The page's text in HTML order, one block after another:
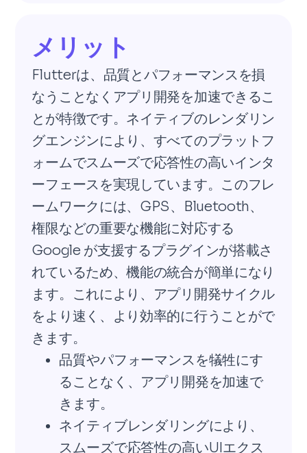
メリット
Flutterは、品質とパフォーマンスを損
なうことなくアプリ開発を加速できるこ
とが特徴です。ネイティブのレンダリン
グエンジンにより、すべてのプラットフ
ォームでスムーズで応答性の高いインタ
ーフェースを実現しています。このフレ
ームワークには、GPS、Bluetooth、
権限などの重要な機能に対応する
Google が支援するプラグインが搭載さ
れているため、機能の統合が簡単になり
ます。これにより、アプリ開発サイクル
をより速く、より効率的に行うことがで
きます。
品質やパフォーマンスを犠牲にす
ることなく、アプリ開発を加速で
きます。
ネイティブレンダリングにより、
スムーズで応答性の高いUIエクス